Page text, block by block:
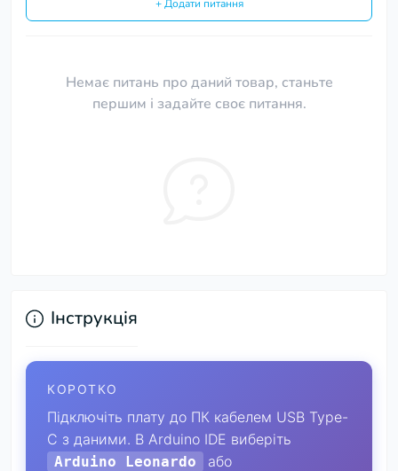
+ Додати питання
Немає питань про даний товар, станьте
першим і задайте своє питання.
Інструкція
КОРОТКО
Підключіть плату до ПК кабелем USB Type-
C з даними. В Arduino IDE виберіть
Arduino Leonardo або